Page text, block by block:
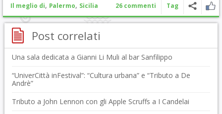
Il meglio di, Palermo, Sicilia 26 commenti Tag
Post correlati
Una sala dedicata a Gianni Li Muli al bar Sanfilippo
“UniverCittà inFestival”: “Cultura urbana” e “Tributo a De
Andrè”
Tributo a John Lennon con gli Apple Scruffs a I Candelai